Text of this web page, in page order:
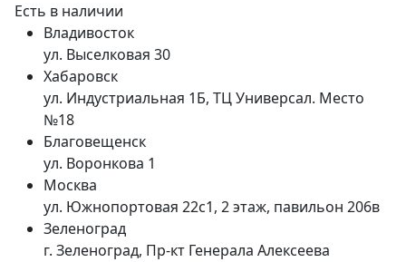
Есть в наличии
Владивосток
ул. Выселковая 30
Хабаровск
ул. Индустриальная 1Б, ТЦ Универсал. Место
№18
Благовещенск
ул. Воронкова 1
Москва
ул. Южнопортовая 22с1, 2 этаж, павильон 206в
Зеленоград
г. Зеленоград, Пр-кт Генерала Алексеева